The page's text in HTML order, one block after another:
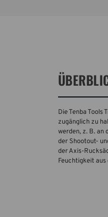
Die Tenba
zugänglich zu
werden, z. B. an
der Shootout-
der Axis-
Feuchtigkeit